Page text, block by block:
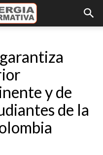
y de
de la